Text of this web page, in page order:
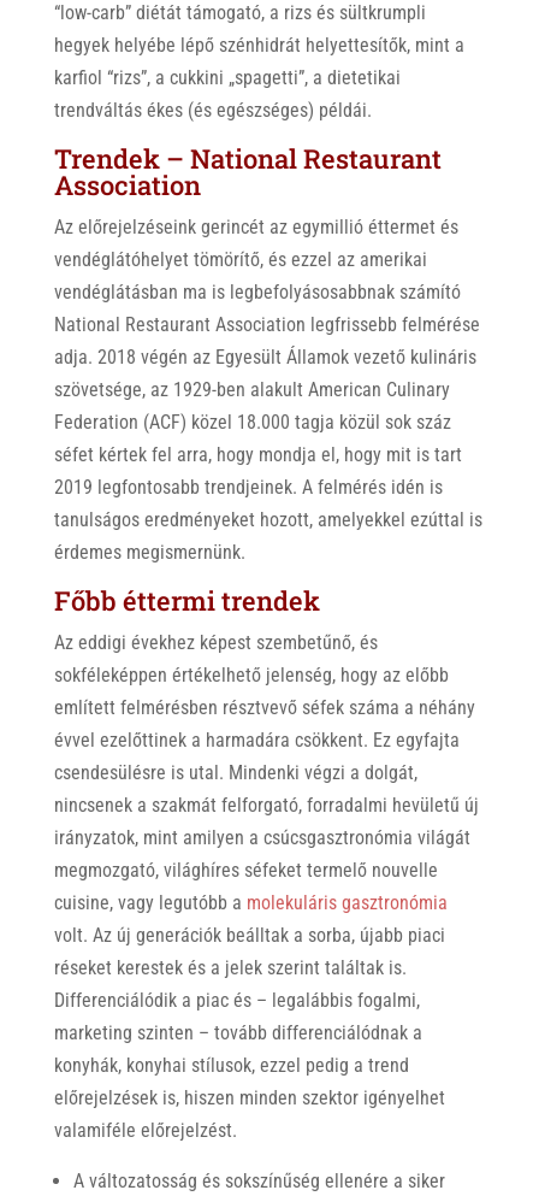
“low-carb” diétát támogató, a rizs és sültkrumpli
hegyek helyébe lépő szénhidrát helyettesítők, mint a
karfiol “rizs”, a cukkini „spagetti”, a dietetikai
trendváltás ékes (és egészséges) példái.
Trendek – National Restaurant
Association
Az előrejelzéseink gerincét az egymillió éttermet és
vendéglátóhelyet tömörítő, és ezzel az amerikai
vendéglátásban ma is legbefolyásosabbnak számító
National Restaurant Association legfrissebb felmérése
adja. 2018 végén az Egyesült Államok vezető kulináris
szövetsége, az 1929-ben alakult American Culinary
Federation (ACF) közel 18.000 tagja közül sok száz
séfet kértek fel arra, hogy mondja el, hogy mit is tart
2019 legfontosabb trendjeinek. A felmérés idén is
tanulságos eredményeket hozott, amelyekkel ezúttal is
érdemes megismernünk.
Főbb éttermi trendek
Az eddigi évekhez képest szembetűnő, és
sokféleképpen értékelhető jelenség, hogy az előbb
említett felmérésben résztvevő séfek száma a néhány
évvel ezelőttinek a harmadára csökkent. Ez egyfajta
csendesülésre is utal. Mindenki végzi a dolgát,
nincsenek a szakmát felforgató, forradalmi hevületű új
irányzatok, mint amilyen a csúcsgasztronómia világát
megmozgató, világhíres séfeket termelő nouvelle
cuisine, vagy legutóbb a molekuláris gasztronómia
volt. Az új generációk beálltak a sorba, újabb piaci
réseket kerestek és a jelek szerint találtak is.
Differenciálódik a piac és – legalábbis fogalmi,
marketing szinten – tovább differenciálódnak a
konyhák, konyhai stílusok, ezzel pedig a trend
előrejelzések is, hiszen minden szektor igényelhet
valamiféle előrejelzést.
A változatosság és sokszínűség ellenére a siker